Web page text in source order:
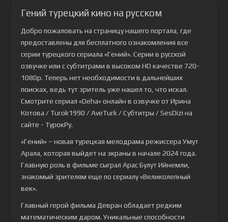
Гений турецкий кино на русском
Добро пожаловать на страницу нашего портала, где
предоставлены для бесплатного ознакомления все
серии турецкого сериала «Гений». Серии в русской
озвучке или с субтитрами в высоком HD качестве 720-
1080p. Теперь нет необходимости в дальнейших
поисках, ведь тут зритель уже нашел то, что искал.
Смотрите сериал «Deha» онлайн в озвучке от Ирина
Котова / Turok1990 / AveTurk / Субтитры / SesDizi на
сайте - ТурокРу.
«Гений» – новая турецкая мелодрама режиссера Умут
Арала, которая выйдет на экраны в начале 2024 года.
Главную роль в фильме сыграл Арас Булут Ийнемли,
знакомый зрителям еще по сериалу «Великолепный
век».
Главный герой фильма Девран обладает редким
математическим даром. Уникальные способности